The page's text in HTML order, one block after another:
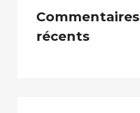
Commentaires
récents